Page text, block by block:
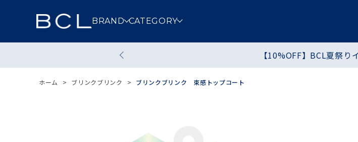
BRAND CATEGORY
スキンケア メイクアップ
【10%OFF】BCL夏祭り
ホーム > ブリンクブリンク > ブリンクブリンク 束感トップコート